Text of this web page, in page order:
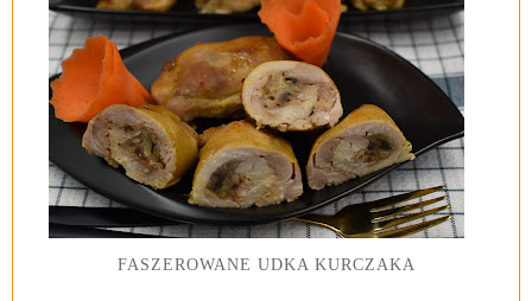
FASZEROWANE UDKA KURCZAKA